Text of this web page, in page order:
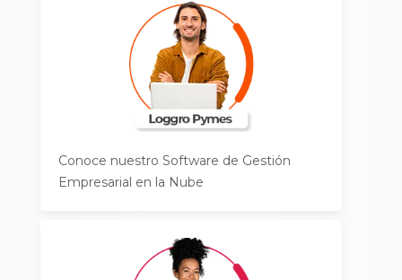
Conoce nuestro Software de Gestión
Empresarial en la Nube